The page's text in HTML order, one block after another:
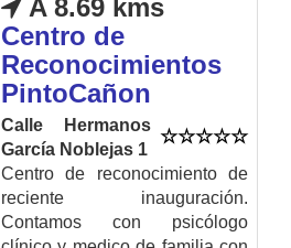
A 8.69 kms
Centro de
Reconocimientos
PintoCañon
Calle Hermanos
García Noblejas 1
Centro de reconocimiento de
reciente inauguración.
Contamos con psicólogo